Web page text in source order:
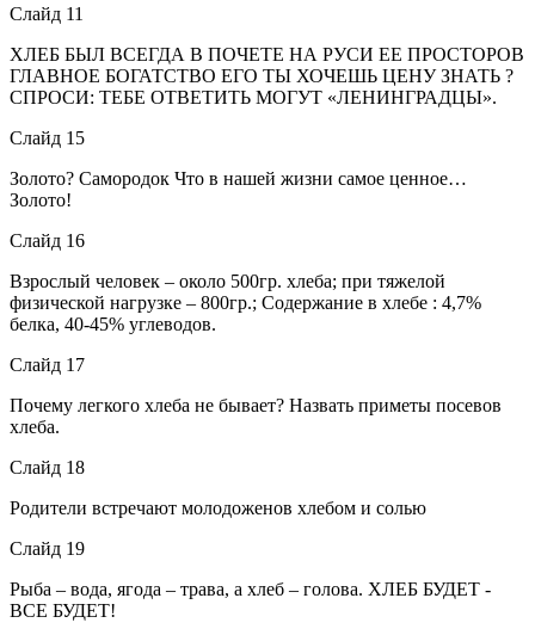
Слайд 11
ХЛЕБ БЫЛ ВСЕГДА В ПОЧЕТЕ НА РУСИ ЕЕ ПРОСТОРОВ
ГЛАВНОЕ БОГАТСТВО ЕГО ТЫ ХОЧЕШЬ ЦЕНУ ЗНАТЬ ?
СПРОСИ: ТЕБЕ ОТВЕТИТЬ МОГУТ «ЛЕНИНГРАДЦЫ».
Слайд 15
Золото? Самородок Что в нашей жизни самое ценное…
Золото!
Слайд 16
Взрослый человек – около 500гр. хлеба; при тяжелой
физической нагрузке – 800гр.; Содержание в хлебе : 4,7%
белка, 40-45% углеводов.
Слайд 17
Почему легкого хлеба не бывает? Назвать приметы посевов
хлеба.
Слайд 18
Родители встречают молодоженов хлебом и солью
Слайд 19
Рыба – вода, ягода – трава, а хлеб – голова. ХЛЕБ БУДЕТ -
ВСЕ БУДЕТ!